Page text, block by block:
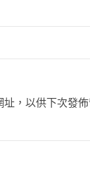
，以供下次發佈